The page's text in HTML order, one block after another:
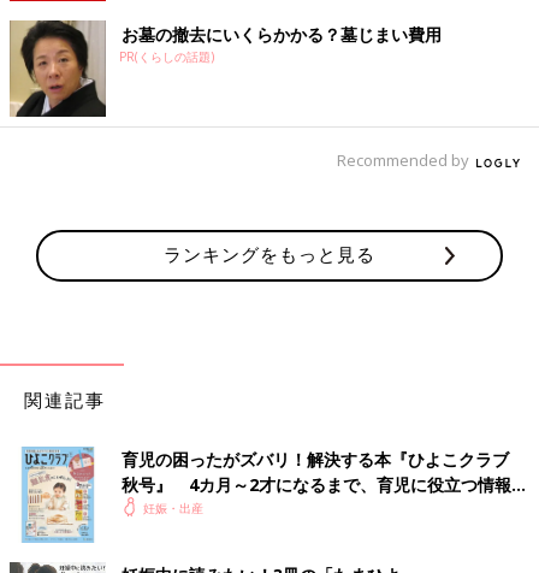
お墓の撤去にいくらかかる？墓じまい費用
PR(くらしの話題)
Recommended by
ランキングをもっと見る
関連記事
育児の困ったがズバリ！解決する本『ひよこクラブ
秋号』 4カ月～2才になるまで、育児に役立つ情報が
いっぱい！
妊娠・出産